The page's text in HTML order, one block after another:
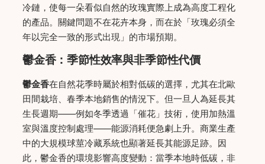
冷鏈，使每一朵看似自然的玫瑰實際上成為高度工程化
的產品。關鍵問題不在花卉本身，而在於「玫瑰必須全
年以完全一致的形式出現」的市場預期。
鬱金香：季節性效率與非季節性代價
鬱金香在自然花季時屬於相對低碳的選擇，尤其在北歐
田間栽培、春季本地銷售的情況下。但一旦人為延長其
生長週期——例如冬季透過「催花」技術，使用加熱溫
室與溫度控制處理——能源消耗便急劇上升。商業生產
中的大規模球莖冷藏系統也顯著延長其能源足跡。因
此，鬱金香的環境影響高度變動：當季本地時低碳，非